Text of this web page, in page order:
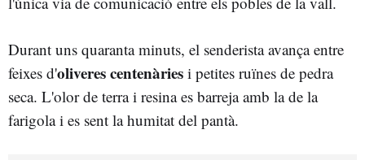
Durant uns quaranta minuts, el senderista avança entre
feixes d'oliveres centenàries i petites ruïnes de pedra
seca. L'olor de terra i resina es barreja amb la de la
farigola i es sent la humitat del pantà.